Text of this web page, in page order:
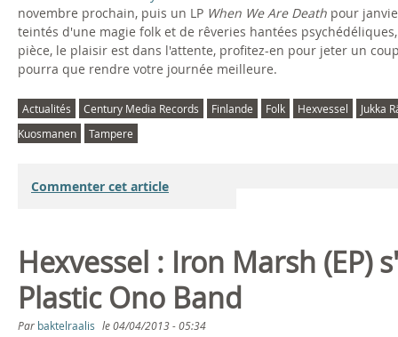
o
J
u
o
r
a
g
novembre prochain, puis un LP When We Are Death pour
teintés d'une magie folk et de rêveries hantées
pièce, le plaisir est dans l'attente, profitez-en pour jeter un
pourra que rendre votre journée meilleure.
Actualités Century Media Records Finlande Folk Hexvessel
Jukka
Kuosmanen
Tampere
Commenter cet article
Hexvessel : Iron Marsh (EP)
Plastic Ono Band
Par baktelraalis le04/04/2013 - 05:34